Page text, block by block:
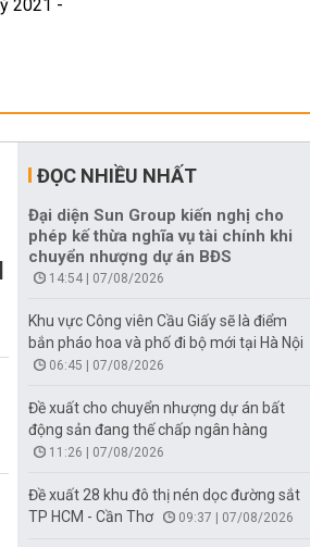
ĐỌC NHIỀU NHẤT
Đại diện Sun Group kiến nghị cho
phép kế thừa nghĩa vụ tài chính khi
chuyển nhượng dự án BĐS
14:54 | 07/08/2026
Khu vực Công viên Cầu Giấy sẽ là điểm
bắn pháo hoa và phố đi bộ mới tại Hà Nội
06:45 | 07/08/2026
Đề xuất cho chuyển nhượng dự án bất
động sản đang thế chấp ngân hàng
11:26 | 07/08/2026
Đề xuất 28 khu đô thị nén dọc đường sắt
TP HCM - Cần Thơ
09:37 | 07/08/2026